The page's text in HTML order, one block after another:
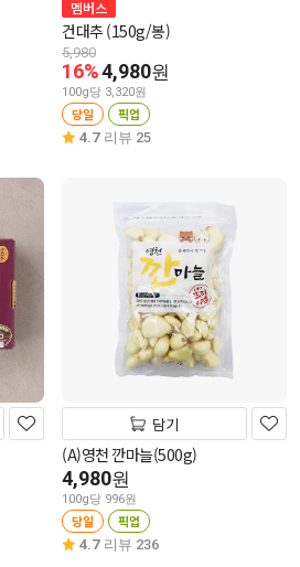
멤버스
건대추 (150g/봉)
5,980
16%4,980원
100g당 3,320원
당일 픽업
4.7 리뷰 25
담기
(A)영천 깐마늘(500g)
4,980원
100g당 996원
당일 픽업
4.7 리뷰 236